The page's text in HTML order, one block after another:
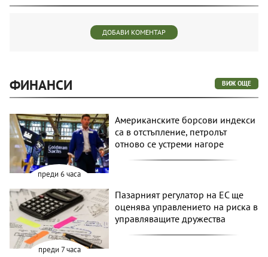
ДОБАВИ КОМЕНТАР
ФИНАНСИ ВИЖ ОЩЕ
преди 6 часа
Американските борсови индекси
са в отстъпление, петролът
отново се устреми нагоре
преди 7 часа
Пазарният регулатор на ЕС ще
оценява управлението на риска в
управляващите дружества